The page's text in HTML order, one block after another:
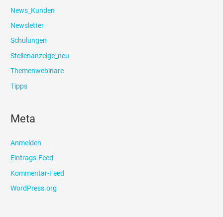
News_Kunden
Newsletter
Schulungen
Stellenanzeige_neu
Themenwebinare
Tipps
Meta
Anmelden
Eintrags-Feed
Kommentar-Feed
WordPress.org